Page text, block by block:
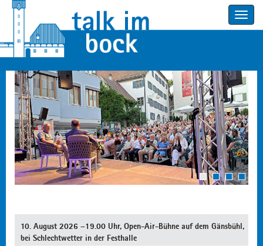
Toggle
1 2 3 4
10. August 2026 –19.00 Uhr, Open-Air-Bühne auf dem Gänsbühl,
bei Schlechtwetter in der Festhalle